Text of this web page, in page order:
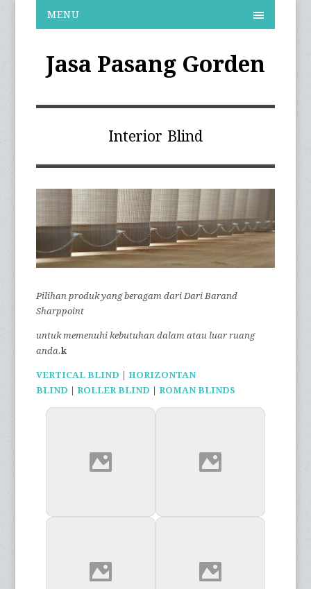
MENU
Jasa Pasang Gorden
Interior Blind
Pilihan produk yang beragam dari Dari Barand
Sharppoint
untuk memenuhi kebutuhan dalam atau luar ruang
anda.k
VERTICAL BLIND |HORIZONTAN
BLIND
ROLLER BLIND |ROMAN BLINDS